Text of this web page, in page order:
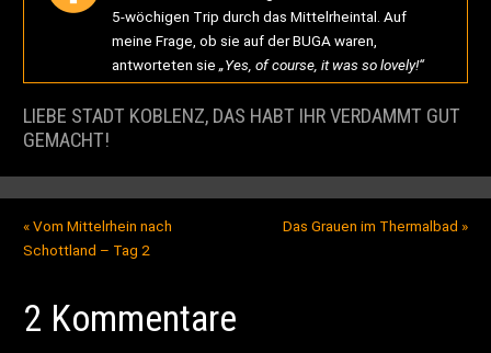
5-wöchigen Trip durch das Mittelrheintal. Auf
meine Frage, ob sie auf der BUGA waren,
antworteten sie„Yes, of course, it was so lovely!“
LIEBE STADT KOBLENZ, DAS HABT IHR VERDAMMT GUT
GEMACHT!
«Vom Mittelrhein nach
Schottland – Tag 2
Das Grauen im Thermalbad »
2 Kommentare